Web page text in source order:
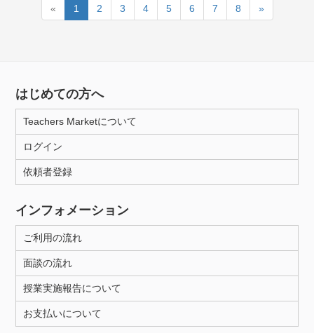
« 1 2 3 4 5 6 7 8 »
はじめての方へ
Teachers Marketについて
ログイン
依頼者登録
インフォメーション
ご利用の流れ
面談の流れ
授業実施報告について
お支払いについて